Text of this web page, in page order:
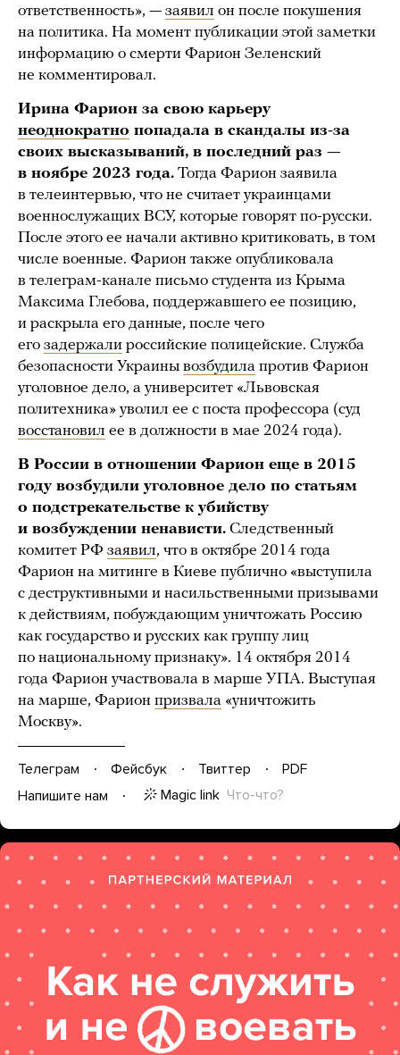
ответственность», — заявил он после покушения
на политика. На момент публикации этой заметки
информацию о смерти Фарион Зеленский
не комментировал.
Ирина Фарион за свою карьеру
неоднократно попадала в скандалы из-за
своих высказываний, в последний раз —
в ноябре 2023 года. Тогда Фарион заявила
в телеинтервью, что не считает украинцами
военнослужащих ВСУ, которые говорят по-русски.
После этого ее начали активно критиковать, в том
числе военные. Фарион также опубликовала
в телеграм-канале письмо студента из Крыма
Максима Глебова, поддержавшего ее позицию,
и раскрыла его данные, после чего
его задержали российские полицейские. Служба
безопасности Украины возбудила против Фарион
уголовное дело, а университет «Львовская
политехника» уволил ее с поста профессора (суд
восстановил ее в должности в мае 2024 года).
В России в отношении Фарион еще в 2015
году возбудили уголовное дело по статьям
о подстрекательстве к убийству
и возбуждении ненависти. Следственный
комитет РФ заявил, что в октябре 2014 года
Фарион на митинге в Киеве публично «выступила
с деструктивными и насильственными призывами
к действиям, побуждающим уничтожать Россию
как государство и русских как группу лиц
по национальному признаку». 14 октября 2014
года Фарион участвовала в марше УПА. Выступая
на марше, Фарион призвала «уничтожить
Москву».
Телеграм Фейсбук Твиттер
PDF
Напишите нам
Magic link Что-что?